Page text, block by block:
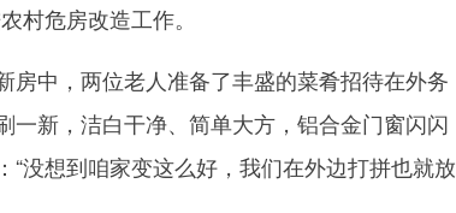
村危房改造工作。
中，两位老人准备了丰盛的菜肴招待在外务
一新，洁白干净、简单大方，铝合金门窗闪闪
没想到咱家变这么好，我们在外边打拼也就放